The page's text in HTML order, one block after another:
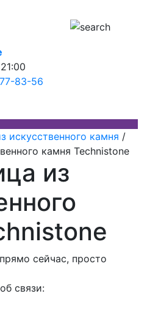
83-56
искусственного камня /
камня Technistone
из
сейчас, просто
связи: